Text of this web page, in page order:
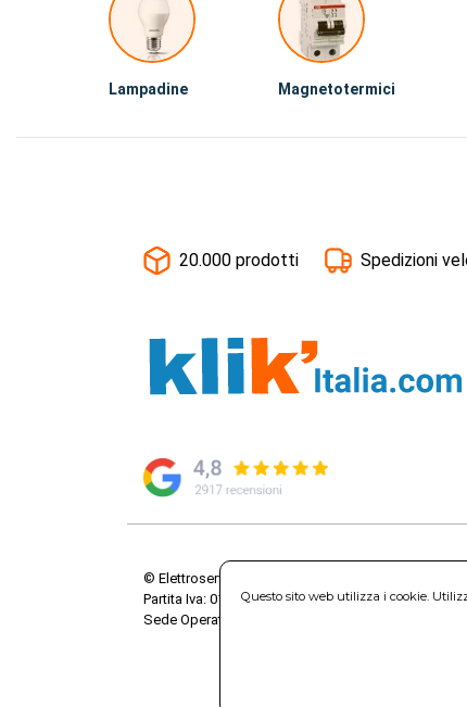
Lampadine Magnetotermici
20.000 prodotti Spedizioni
© Elettroservice Spa - Sede Legale: Via Leonardo
Partita Iva: 01586761007 - Codice Fiscale:
Sede Operativa: Via Leonardo da Vinci, 40 -
Questo sito web utilizza i cookie.